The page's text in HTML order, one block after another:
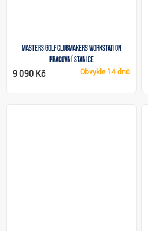
Masters Golf Clubmakers Workstation
pracovní stanice
Obvykle 14 dnů
9 090 Kč